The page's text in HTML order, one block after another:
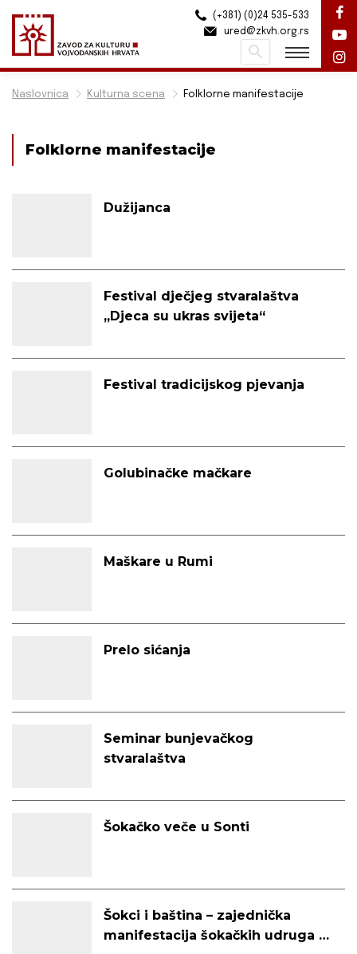
Naslovnica Kulturna scena Folklorne manifestacije
Folklorne manifestacije
Dužijanca
Festival dječjeg stvaralaštva
„Djeca su ukras svijeta“
Festival tradicijskog pjevanja
Golubinačke mačkare
Maškare u Rumi
Prelo sićanja
Seminar bunjevačkog
stvaralaštva
Šokačko veče u Sonti
Šokci i baština – zajednička
manifestacija šokačkih udruga u
(+381) (0)24 535-533
ured@zkvh.org.rs
Pretraži